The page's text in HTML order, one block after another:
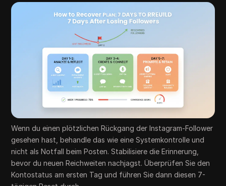
Wenn du einen plötzlichen Rückgang der Instagram-Follower
gesehen hast, behandle das wie eine Systemkontrolle und
nicht als Notfall beim Posten. Stabilisiere die Erinnerung,
bevor du neuen Reichweiten nachjagst. Überprüfen Sie den
Kontostatus am ersten Tag und führen Sie dann diesen 7-